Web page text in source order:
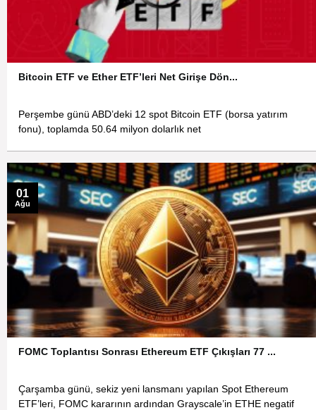
Bitcoin ETF ve Ether ETF’leri Net Girişe Dön...
Perşembe günü ABD’deki 12 spot Bitcoin ETF (borsa yatırım
fonu), toplamda 50.64 milyon dolarlık net
FOMC Toplantısı Sonrası Ethereum ETF Çıkışları 77 ...
Çarşamba günü, sekiz yeni lansmanı yapılan Spot Ethereum
ETF’leri, FOMC kararının ardından Grayscale’in ETHE negatif
01
Ağu